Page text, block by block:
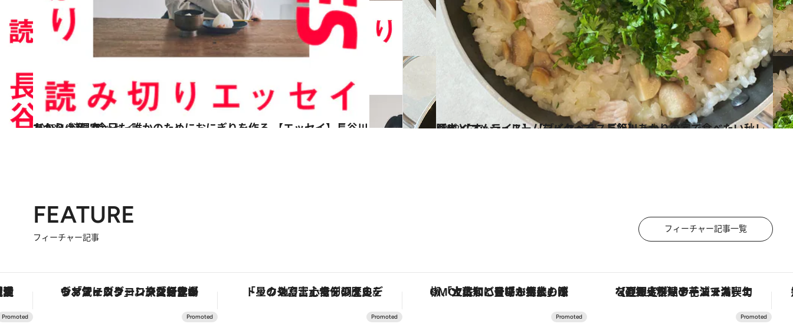
2023.1.27
だから、私は今日も 誰かのためにおにぎりを作る 【エッセイ】長谷川あかり(料理家)
コミック ＆ エッセイ 2022.9.27
豚肉とマッシュルームをバターで… 長谷川あかりの家で食べたい秋レシピ 【オムライス】【ブイヤベースご飯】
グルメ
FEATURE
フィーチャー記事
フィーチャー記事一覧
」。旅愛好家のお気に入りコレクションから、ジェンダーレスな新作が登場 「星のや富士」でデジタルデトックス。冨士信仰の歴史を辿り、心身を調える。 「土佐和ハーブかき氷」がOMO7高知に登場！生姜、山椒、大葉など目にも舌にも涼を呼ぶ郷土の味 【夏限定ディナーコース】旬を迎える稚鮎や花ズッキーニなどをイタリア・トスカーナの郷土料理の手法で満喫！ 【銀座で出合う最旬美容】美髪ケアや上質な眠り…セルフケアのアップデートから、特別な名入れギフトまで。大人のための「ReFa GINZA」クルーズ